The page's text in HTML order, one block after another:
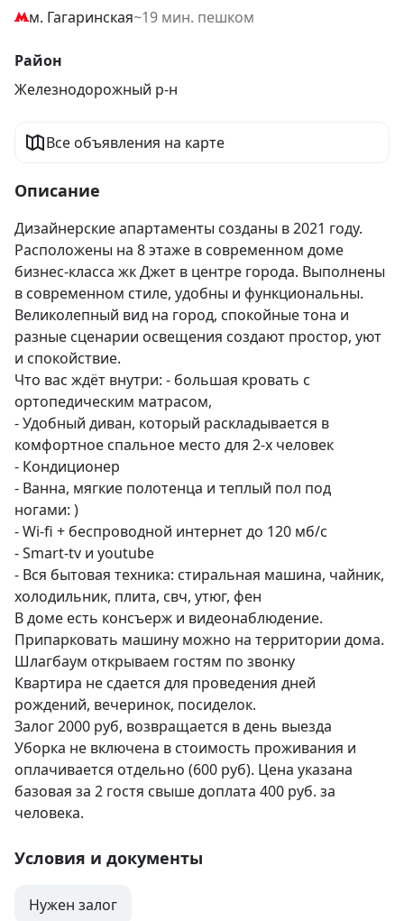
м. Гагаринская~19 мин. пешком
Район
Железнодорожный р-н
Все объявления на карте
Описание
Дизайнерские апартаменты созданы в 2021 году.
Расположены на 8 этаже в современном доме
бизнес-класса жк Джет в центре города. Выполнены
в современном стиле, удобны и функциональны.
Великолепный вид на город, спокойные тона и
разные сценарии освещения создают простор, уют
и спокойствие.
Что вас ждёт внутри: - большая кровать с
ортопедическим матрасом,
- Удобный диван, который раскладывается в
комфортное спальное место для 2-х человек
- Кондиционер
- Ванна, мягкие полотенца и теплый пол под
ногами: )
- Wi-fi + беспроводной интернет до 120 мб/с
- Smart-tv и youtube
- Вся бытовая техника: стиральная машина, чайник,
холодильник, плита, свч, утюг, фен
В доме есть консъерж и видеонаблюдение.
Припарковать машину можно на территории дома.
Шлагбаум открываем гостям по звонку
Квартира не сдается для проведения дней
рождений, вечеринок, посиделок.
Залог 2000 руб, возвращается в день выезда
Уборка не включена в стоимость проживания и
оплачивается отдельно (600 руб). Цена указана
базовая за 2 гостя свыше доплата 400 руб. за
человека.
Условия и документы
Нужен залог